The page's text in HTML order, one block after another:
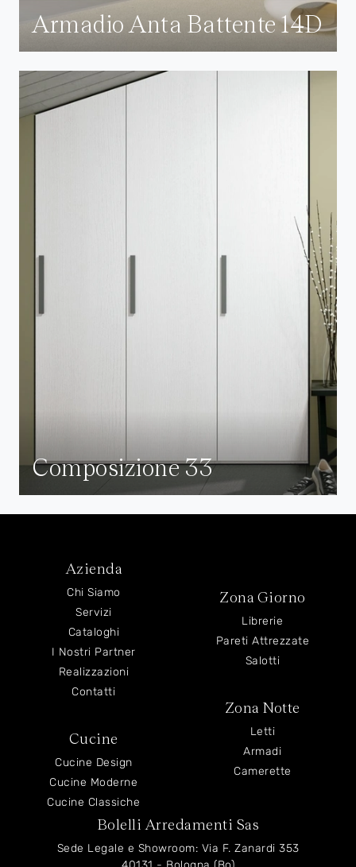
Armadio Anta Battente 14D
Composizione 33
Azienda
Chi Siamo
Servizi
Cataloghi
I Nostri Partner
Realizzazioni
Contatti
Cucine
Cucine Design
Cucine Moderne
Cucine Classiche
Zona Giorno
Librerie
Pareti Attrezzate
Salotti
Zona Notte
Letti
Armadi
Camerette
Bolelli Arredamenti Sas
Sede Legale e Showroom: Via F. Zanardi 353